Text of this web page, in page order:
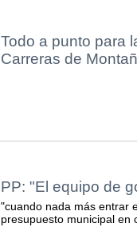
Todo a punto para
Carreras de
PP: "El equipo de
"cuando nada más entrar
presupuesto municipal en